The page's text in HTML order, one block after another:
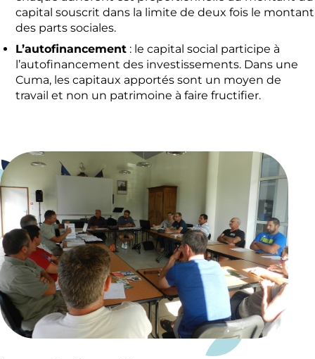
capital souscrit dans la limite de deux fois le montant
des parts sociales.
L’autofinancement : le capital social participe à
l’autofinancement des investissements. Dans une
Cuma, les capitaux apportés sont un moyen de
travail et non un patrimoine à faire fructifier.